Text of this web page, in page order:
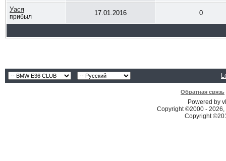
Уася
прибыл 17.01.2016 0
Обратная связь
Powered by
Copyright ©2000 -
Copyright